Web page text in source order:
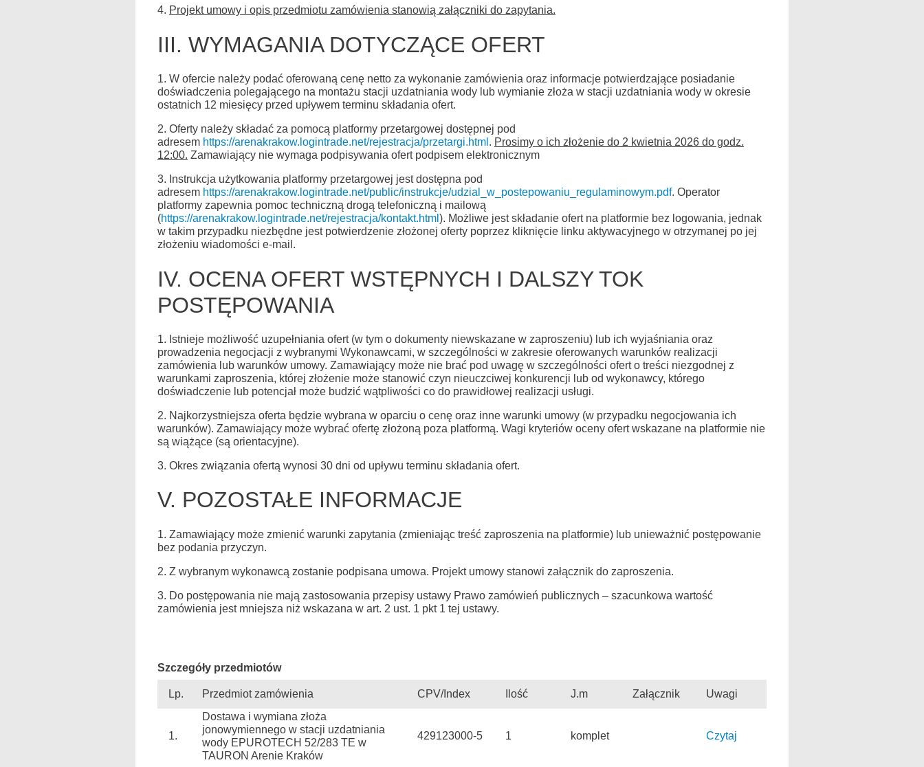
4. Projekt umowy i opis przedmiotu zamówienia stanowią załączniki do zapytania.
III. WYMAGANIA DOTYCZĄCE OFERT
1. W ofercie należy podać oferowaną cenę netto za wykonanie zamówienia oraz informacje potwierdzające posiadanie
doświadczenia polegającego na montażu stacji uzdatniania wody lub wymianie złoża w stacji uzdatniania wody w okresie
ostatnich 12 miesięcy przed upływem terminu składania ofert.
2. Oferty należy składać za pomocą platformy przetargowej dostępnej pod
adresem https://arenakrakow.logintrade.net/rejestracja/przetargi.html . Prosimy o ich złożenie do 2 kwietnia 2026 do godz.
12:00. Zamawiający nie wymaga podpisywania ofert podpisem elektronicznym
3. Instrukcja użytkowania platformy przetargowej jest dostępna pod
adresem https://arenakrakow.logintrade.net/public/instrukcje/udzial_w_postepowaniu_regulaminowym.pdf. Operator
platformy zapewnia pomoc techniczną drogą telefoniczną i mailową
(https://arenakrakow.logintrade.net/rejestracja/kontakt.html ). Możliwe jest składanie ofert na platformie bez logowania, jednak
w takim przypadku niezbędne jest potwierdzenie złożonej oferty poprzez kliknięcie linku aktywacyjnego w otrzymanej po jej
złożeniu wiadomości e-mail.
IV. OCENA OFERT WSTĘPNYCH I DALSZY TOK
POSTĘPOWANIA
1. Istnieje możliwość uzupełniania ofert (w tym o dokumenty niewskazane w zaproszeniu) lub ich wyjaśniania oraz
prowadzenia negocjacji z wybranymi Wykonawcami, w szczególności w zakresie oferowanych warunków realizacji
zamówienia lub warunków umowy. Zamawiający może nie brać pod uwagę w szczególności ofert o treści niezgodnej z
warunkami zaproszenia, której złożenie może stanowić czyn nieuczciwej konkurencji lub od wykonawcy, którego
doświadczenie lub potencjał może budzić wątpliwości co do prawidłowej realizacji usługi.
2. Najkorzystniejsza oferta będzie wybrana w oparciu o cenę oraz inne warunki umowy (w przypadku negocjowania ich
warunków). Zamawiający może wybrać ofertę złożoną poza platformą. Wagi kryteriów oceny ofert wskazane na platformie nie
są wiążące (są orientacyjne).
3. Okres związania ofertą wynosi 30 dni od upływu terminu składania ofert.
V. POZOSTAŁE INFORMACJE
1. Zamawiający może zmienić warunki zapytania (zmieniając treść zaproszenia na platformie) lub unieważnić postępowanie
bez podania przyczyn.
2. Z wybranym wykonawcą zostanie podpisana umowa. Projekt umowy stanowi załącznik do zaproszenia.
3. Do postępowania nie mają zastosowania przepisy ustawy Prawo zamówień publicznych – szacunkowa wartość
zamówienia jest mniejsza niż wskazana w art. 2 ust. 1 pkt 1 tej ustawy.
Szczegóły przedmiotów
Lp. Przedmiot zamówienia CPV/Index Ilość J.m Załącznik Uwagi
1.
Dostawa i wymiana złoża
jonowymiennego w stacji uzdatniania
wody EPUROTECH 52/283 TE w
TAURON Arenie Kraków
429123000-5 1 komplet Czytaj